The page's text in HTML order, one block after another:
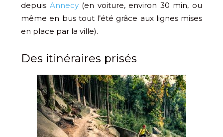
depuis Annecy(en voiture, environ 30 min, ou
même en bus tout l’été grâce aux lignes mises
en place par la ville).
Des itinéraires prisés